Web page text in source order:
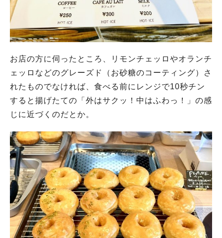
お店の方に伺ったところ、リモンチェッロやオランチ
ェッロなどのグレーズド（お砂糖のコーティング）さ
れたものでなければ、食べる前にレンジで10秒チン
すると揚げたての「外はサクッ！中はふわっ！」の感
じに近づくのだとか。